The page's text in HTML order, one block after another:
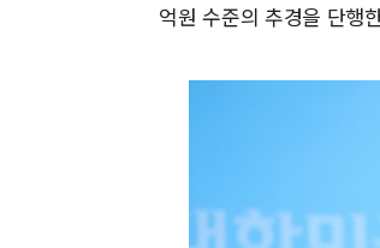
억원 수준의 추경을 단행